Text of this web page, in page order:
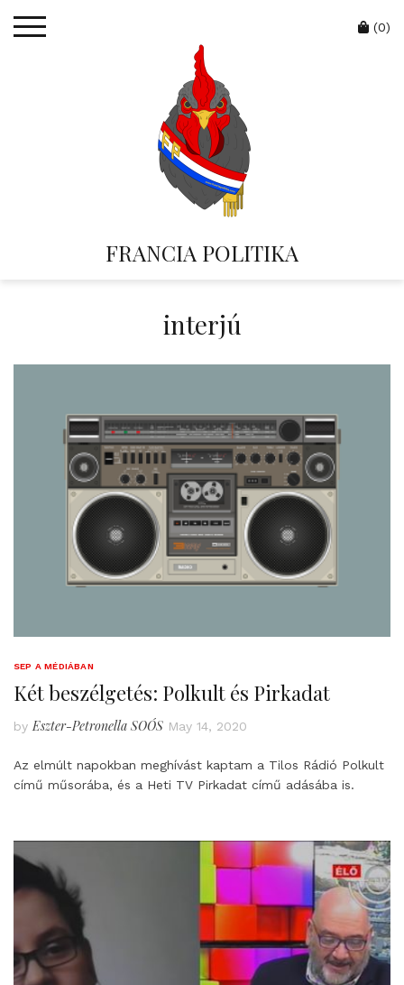
FRANCIA POLITIKA
Cart
(0)
interjú
SEP A MÉDIÁBAN
Két beszélgetés: Polkult és Pirkadat
by Eszter-Petronella SOÓS May 14, 2020
Az elmúlt napokban meghívást kaptam a Tilos Rádió Polkult
című műsorába, és a Heti TV Pirkadat című adásába is.